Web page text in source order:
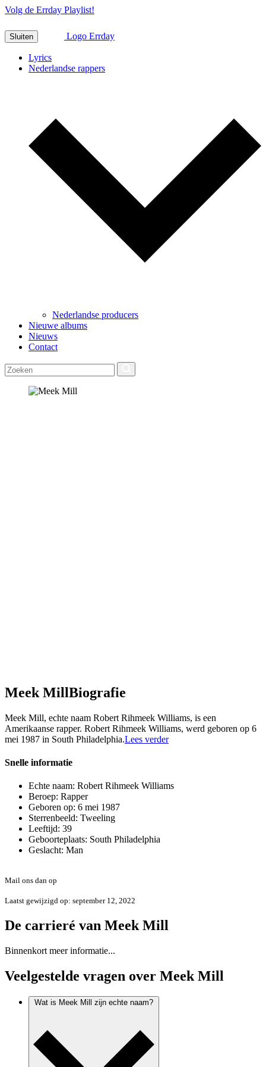
Volg de Errday Playlist!
Sluiten Logo Errday
Lyrics
Nederlandse rappers
Nederlandse producers
Nieuwe albums
Nieuws
Contact
Meek MillBiografie
Meek Mill, echte naam Robert Rihmeek Williams, is een
Amerikaanse rapper. Robert Rihmeek Williams, werd geboren op 6
mei 1987 in South Philadelphia.Lees verder
Snelle informatie
Echte naam: Robert Rihmeek Williams
Beroep: Rapper
Geboren op: 6 mei 1987
Sterrenbeeld: Tweeling
Leeftijd: 39
Geboorteplaats: South Philadelphia
Geslacht: Man
Mail ons dan op
Laatst gewijzigd op: september 12, 2022
De carrieré van Meek Mill
Binnenkort meer informatie...
Veelgestelde vragen over Meek Mill
Wat is Meek Mill zijn echte naam?